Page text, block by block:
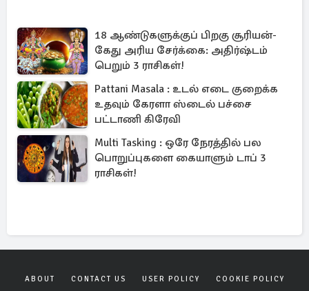
18 ஆண்டுகளுக்குப் பிறகு சூரியன்-
கேது அரிய சேர்க்கை: அதிர்ஷ்டம்
பெறும் 3 ராசிகள்!
Pattani Masala : உடல் எடை குறைக்க
உதவும் கேரளா ஸ்டைல் பச்சை
பட்டாணி கிரேவி
Multi Tasking : ஒரே நேரத்தில் பல
பொறுப்புகளை கையாளும் டாப் 3
ராசிகள்!
ABOUT CONTACT US USER POLICY COOKIE POLICY